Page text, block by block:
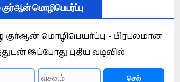
குர்ஆன் மொழிபெயர்ப்பு
குர்ஆன் மொழிபெயர்ப்பு - பிரபலமான
இப்போது புதிய வடிவில்
செல்